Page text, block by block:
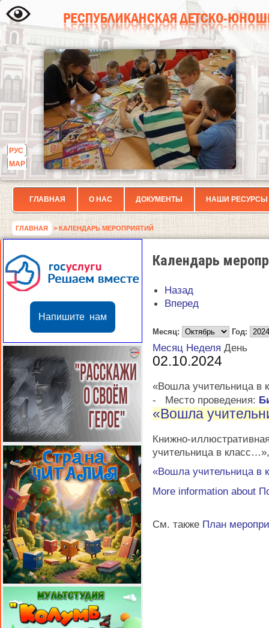
РУС
МАР
ГЛАВНАЯ О НАС ДОКУМЕНТЫ НАШИ РЕСУРСЫ
ГЛАВНАЯ > КАЛЕНДАРЬ МЕРОПРИЯТИЙ
Напишите нам
Календарь
Назад
Вперед
Месяц: Год:
Месяц Неделя День
02.10.2024
«Вошла учительница в
-
Место проведения:
«Вошла
Книжно-
учительница в
«Вошла учительница в
More information about
См. также План